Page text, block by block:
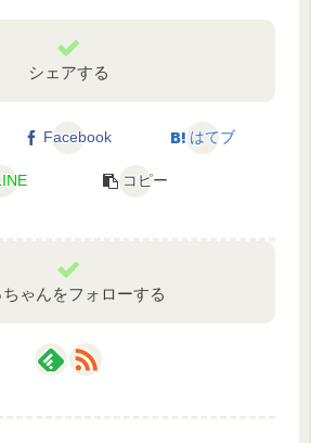
シェアする
Facebook はてブ
コピー
ちゃんをフォローする